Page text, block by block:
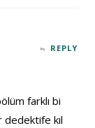
REPLY
farklı bi
dedektife kıl